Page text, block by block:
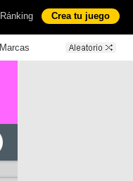
Ránking Crea tu juego
Marcas